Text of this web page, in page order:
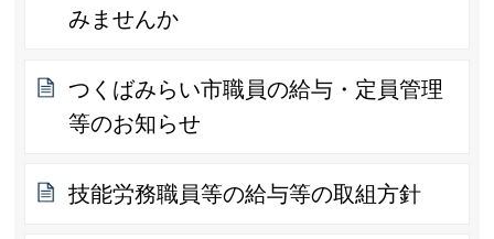
みませんか
つくばみらい市職員の給与・定員管理
等のお知らせ
技能労務職員等の給与等の取組方針